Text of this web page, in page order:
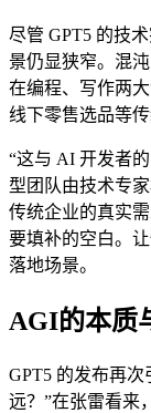
尽管 GPT5 的技
景仍显狭窄。混
在编程、写作两
线下零售选品等
“这与 AI 开发者
型团队由技术专
传统企业的真实
要填补的空白。
落地场景。
AGI的本质
GPT5 的发布再
远？”在张雷看来